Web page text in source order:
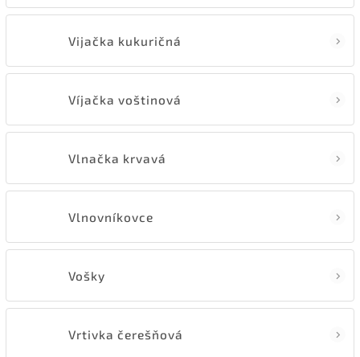
Vijačka kukuričná
Víjačka voštinová
Vlnačka krvavá
Vlnovníkovce
Vošky
Vrtivka čerešňová